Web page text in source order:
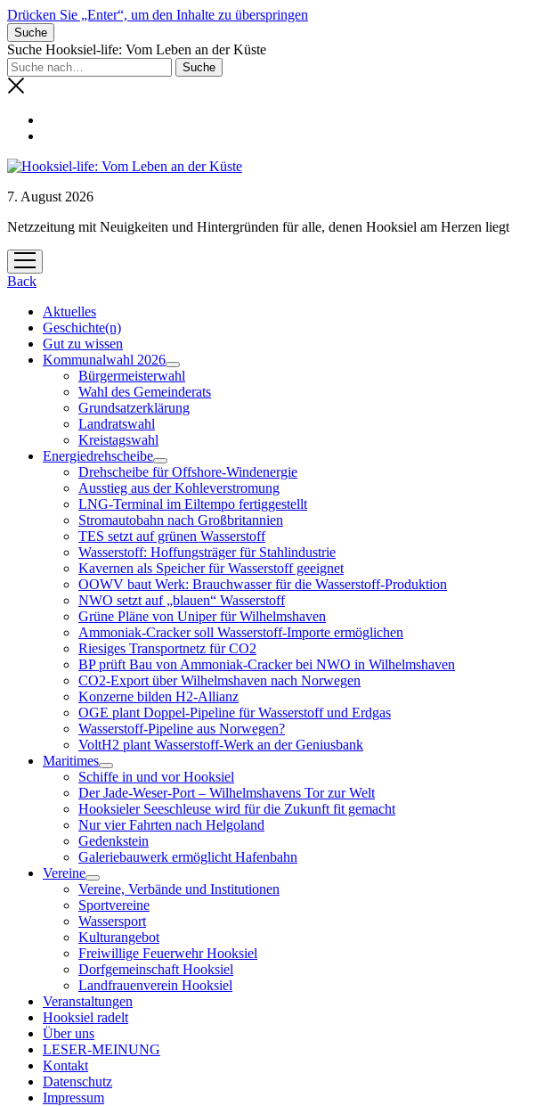
Drücken Sie „Enter“, um den Inhalte zu überspringen
Suche
Suche Hooksiel-life: Vom Leben an der Küste
7. August 2026
Netzzeitung mit Neuigkeiten und Hintergründen für alle, denen Hooksiel am Herzen liegt
Menü
öffnen
Back
Aktuelles
Geschichte(n)
Gut zu wissen
Kommunalwahl 2026
Menü
öffnen
Bürgermeisterwahl
Wahl des Gemeinderats
Grundsatzerklärung
Landratswahl
Kreistagswahl
Energiedrehscheibe
Menü
öffnen
Drehscheibe für Offshore-Windenergie
Ausstieg aus der Kohleverstromung
LNG-Terminal im Eiltempo fertiggestellt
Stromautobahn nach Großbritannien
TES setzt auf grünen Wasserstoff
Wasserstoff: Hoffungsträger für Stahlindustrie
Kavernen als Speicher für Wasserstoff geeignet
OOWV baut Werk: Brauchwasser für die Wasserstoff-Produktion
NWO setzt auf „blauen“ Wasserstoff
Grüne Pläne von Uniper für Wilhelmshaven
Ammoniak-Cracker soll Wasserstoff-Importe ermöglichen
Riesiges Transportnetz für CO2
BP prüft Bau von Ammoniak-Cracker bei NWO in Wilhelmshaven
CO2-Export über Wilhelmshaven nach Norwegen
Konzerne bilden H2-Allianz
OGE plant Doppel-Pipeline für Wasserstoff und Erdgas
Wasserstoff-Pipeline aus Norwegen?
VoltH2 plant Wasserstoff-Werk an der Geniusbank
Maritimes
Menü
öffnen
Schiffe in und vor Hooksiel
Der Jade-Weser-Port – Wilhelmshavens Tor zur Welt
Hooksieler Seeschleuse wird für die Zukunft fit gemacht
Nur vier Fahrten nach Helgoland
Gedenkstein
Galeriebauwerk ermöglicht Hafenbahn
Vereine
Menü
öffnen
Vereine, Verbände und Institutionen
Sportvereine
Wassersport
Kulturangebot
Freiwillige Feuerwehr Hooksiel
Dorfgemeinschaft Hooksiel
Landfrauenverein Hooksiel
Veranstaltungen
Hooksiel radelt
Über uns
LESER-MEINUNG
Kontakt
Datenschutz
Impressum